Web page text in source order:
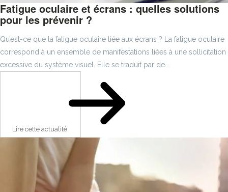
Fatigue oculaire et écrans : quelles solutions
pour les prévenir ?
Qu’est-ce que la fatigue oculaire liée aux écrans ? La fatigue oculaire
correspond à un ensemble de manifestations liées à une sollicitation
excessive du système visuel. Elle se traduit par de...
Lire cette actualité